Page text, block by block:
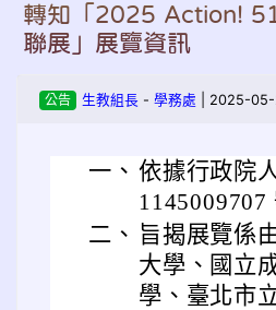
轉知「2025 Action!
聯展」展覽資訊
公告 生教組長- 學務處 | 2025-05-
一、 依據行政院
1145009707
二、 旨揭展覽係
大學、國立
學、臺北市